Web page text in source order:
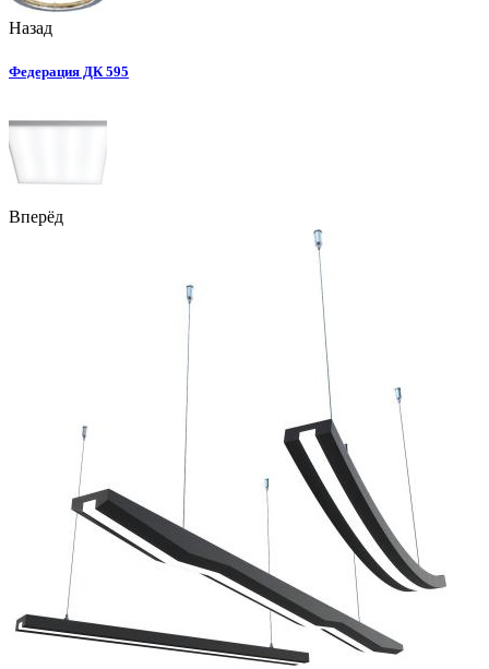
Назад
Федерация ДК 595
Вперёд